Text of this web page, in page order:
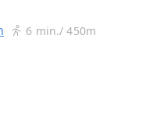
6 min./ 450m